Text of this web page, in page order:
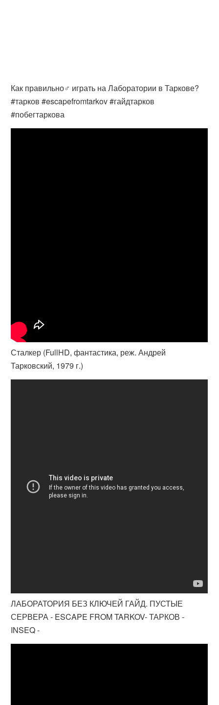
Как правильно♂️ играть на Лаборатории в Таркове?
#тарков #escapefromtarkov #гайдтарков
#побегтаркова
Сталкер (FullHD, фантастика, реж. Андрей
Тарковский, 1979 г.)
ЛАБОРАТОРИЯ БЕЗ КЛЮЧЕЙ ГАЙД. ПУСТЫЕ
СЕРВЕРА - ESCAPE FROM TARKOV- ТАРКОВ -
INSEQ -